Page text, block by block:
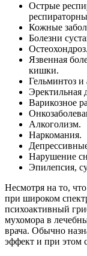
Острые
Кожные
Болезни
Остеохондроз.
Язвенная
кишки.
Гельминтоз и
Эректильная
Варикозное
Алкоголизм.
Наркомания.
Нарушение
Эпилепсия,
Несмотря на то,
при широком
психоактивный
мухомора в
врача. Обычно
эффект и при этом